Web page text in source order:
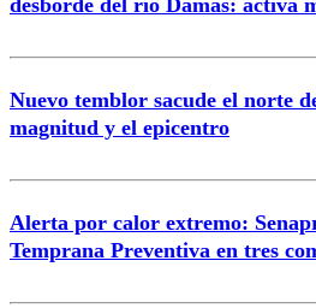
desborde del río Damas: activa
Nuevo temblor sacude el norte
magnitud y el epicentro
Alerta por calor extremo:
Temprana Preventiva en tres